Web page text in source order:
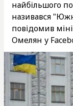
найбільшого
називався
повідомив
Омелян у